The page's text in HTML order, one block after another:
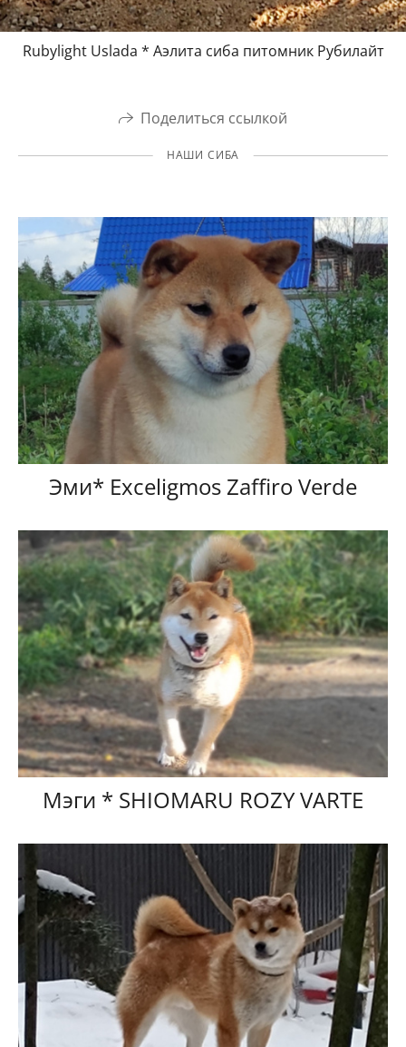
Rubylight Uslada * Аэлита сиба питомник Рубилайт
Поделиться ссылкой
НАШИ СИБА
Эми* Exceligmos Zaffiro Verde
Мэги * SHIOMARU ROZY VARTE